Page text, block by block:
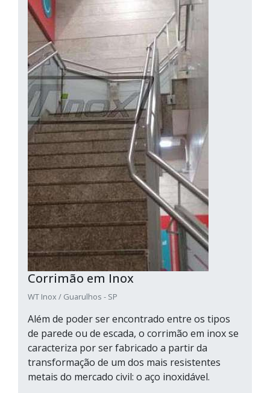
Corrimão em Inox
WT Inox / Guarulhos - SP
Além de poder ser encontrado entre os tipos
de parede ou de escada, o corrimão em inox se
caracteriza por ser fabricado a partir da
transformação de um dos mais resistentes
metais do mercado civil: o aço inoxidável.